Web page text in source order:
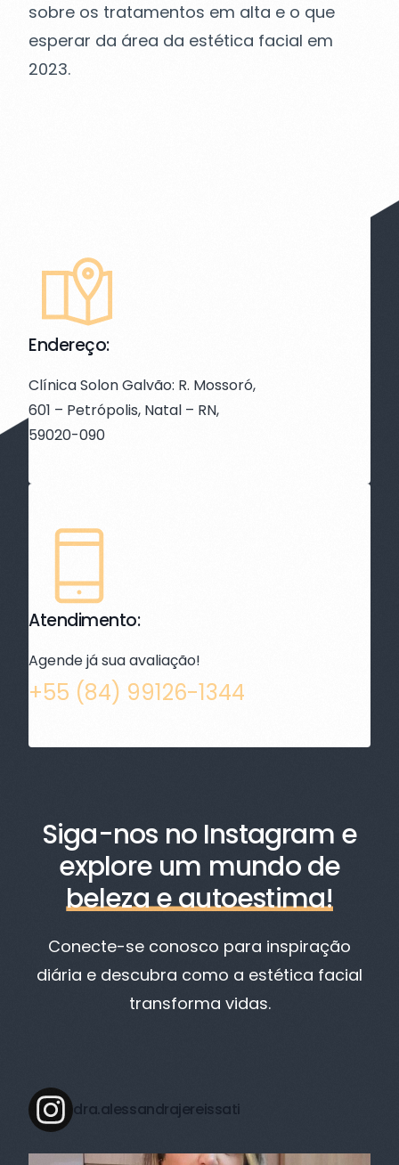
sobre os tratamentos em alta e o que
esperar da área da estética facial em
2023.
Endereço:
Clínica Solon Galvão: R. Mossoró,
601 – Petrópolis, Natal – RN,
59020-090
Atendimento:
Agende já sua avaliação!
+55 (84) 99126-1344
Siga-nos no Instagram e
explore um mundo de
beleza e autoestima!
Conecte-se conosco para inspiração
diária e descubra como a estética facial
transforma vidas.
dra.alessandrajereissati